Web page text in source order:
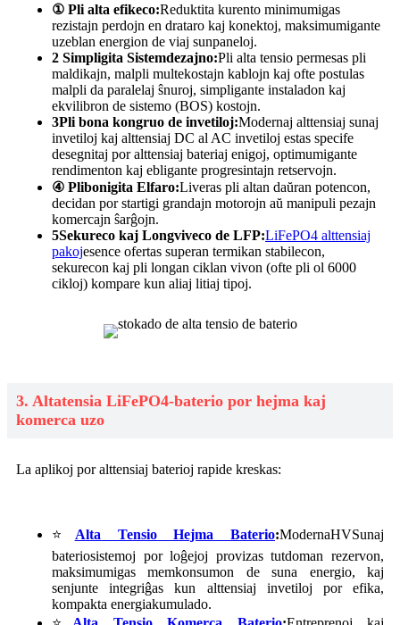
① Pli alta efikeco:Reduktita kurento minimumigas
rezistajn perdojn en drataro kaj konektoj, maksimumigante
uzeblan energion de viaj sunpaneloj.
2 Simpligita Sistemdezajno:Pli alta tensio permesas pli
maldikajn, malpli multekostajn kablojn kaj ofte postulas
malpli da paralelaj ŝnuroj, simpligante instaladon kaj
ekvilibron de sistemo (BOS) kostojn.
3Pli bona kongruo de invetiloj:Modernaj alttensiaj sunaj
invetiloj kaj alttensiaj DC al AC invetiloj estas specife
desegnitaj por alttensiaj bateriaj enigoj, optimumigante
rendimenton kaj ebligante progresintajn retservojn.
④ Plibonigita Elfaro:Liveras pli altan daŭran potencon,
decidan por startigi grandajn motorojn aŭ manipuli pezajn
komercajn ŝarĝojn.
5Sekureco kaj Longviveco de LFP:LiFePO4 alttensiaj
pakojesence ofertas superan termikan stabilecon,
sekurecon kaj pli longan ciklan vivon (ofte pli ol 6000
cikloj) kompare kun aliaj litiaj tipoj.
3. Altatensia LiFePO4-baterio por hejma kaj
komerca uzo
La aplikoj por alttensiaj baterioj rapide kreskas:
⭐ Alta Tensio Hejma Baterio:ModernaHVSunaj
bateriosistemoj por loĝejoj provizas tutdoman rezervon,
maksimumigas memkonsumon de suna energio, kaj
senjunte integriĝas kun alttensiaj invetiloj por efika,
kompakta energiakumulado.